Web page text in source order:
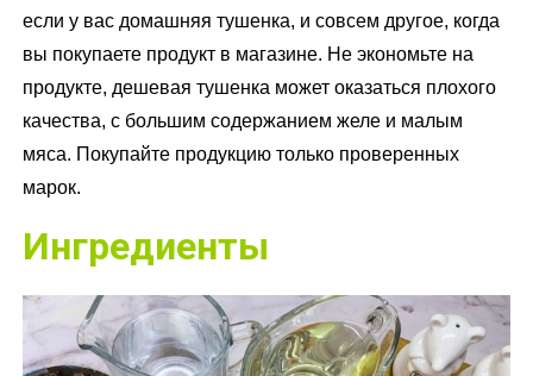
если у вас домашняя тушенка, и совсем другое, когда
вы покупаете продукт в магазине. Не экономьте на
продукте, дешевая тушенка может оказаться плохого
качества, с большим содержанием желе и малым
мяса. Покупайте продукцию только проверенных
марок.
Ингредиенты